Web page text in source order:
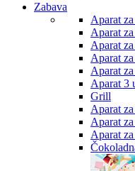
Zabava
Aparat
Aparat
Aparat
Aparat
Aparat
Aparat 3
Grill
Aparat
Aparat
Aparat